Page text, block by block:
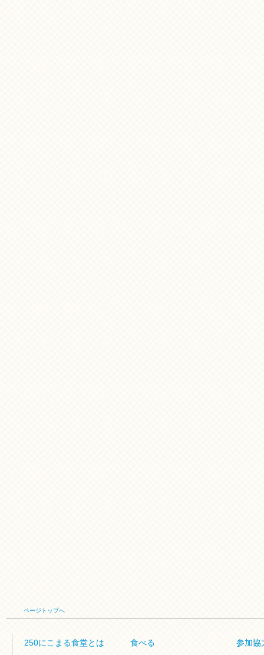
ページトップへ
250にこまる食堂とは 食べる 参加協